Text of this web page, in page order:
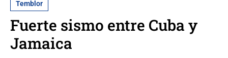
Temblor
Fuerte sismo entre Cuba y
Jamaica